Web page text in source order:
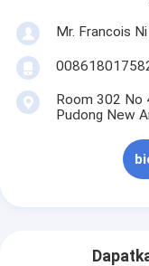
mesin
Buku membuat
Mesin
Otomatis Mesin
Mr. Francois Ni
Room 302 No
Pudong New